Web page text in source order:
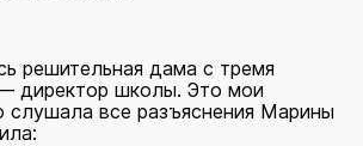
решительная дама с тремя
директор школы. Это мои
слушала все разъяснения Марины